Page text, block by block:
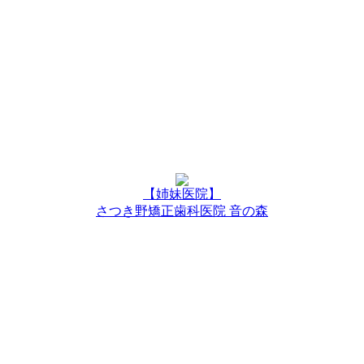
【姉妹医院】
さつき野矯正歯科医院 音の森